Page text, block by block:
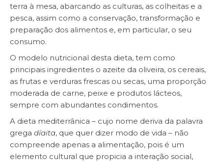
terra à mesa, abarcando as culturas, as colheitas e a
pesca, assim como a conservação, transformação e
preparação dos alimentos e, em particular, o seu
consumo.
O modelo nutricional desta dieta, tem como
principais ingredientes o azeite da oliveira, os cereais,
as frutas e verduras frescas ou secas, uma proporção
moderada de carne, peixe e produtos lácteos,
sempre com abundantes condimentos.
A dieta mediterrânica – cujo nome deriva da palavra
grega díaita, que quer dizer modo de vida – não
compreende apenas a alimentação, pois é um
elemento cultural que propicia a interação social,